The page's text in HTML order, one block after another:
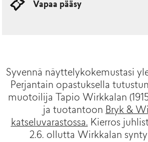
Vapaa pääsy
Syvennä näyttelykokemustasi
Perjantain opastuksella
muotoilija Tapio Wirkkalan (191
ja tuotantoon Bryk &
katseluvarastossa. Kierros
2.6. ollutta Wirkkalan